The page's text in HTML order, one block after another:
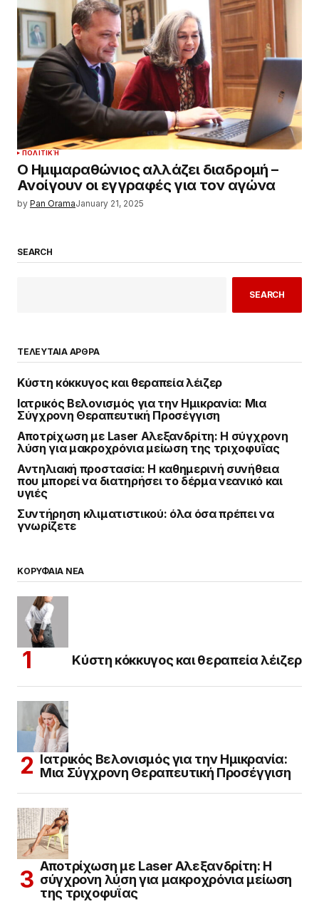
ΠΟΛΙΤΙΚΉ
Ο Ημιμαραθώνιος αλλάζει διαδρομή –
Ανοίγουν οι εγγραφές για τον αγώνα
by Pan OramaJanuary 21, 2025
SEARCH
SEARCH
ΤΕΛΕΥΤΑΙΑ ΑΡΘΡΑ
Κύστη κόκκυγος και θεραπεία λέιζερ
Ιατρικός Βελονισμός για την Ημικρανία: Μια
Σύγχρονη Θεραπευτική Προσέγγιση
Αποτρίχωση με Laser Αλεξανδρίτη: Η σύγχρονη
λύση για μακροχρόνια μείωση της τριχοφυΐας
Αντηλιακή προστασία: Η καθημερινή συνήθεια
που μπορεί να διατηρήσει το δέρμα νεανικό και
υγιές
Συντήρηση κλιματιστικού: όλα όσα πρέπει να
γνωρίζετε
ΚΟΡΥΦΑΙΑ ΝΕΑ
Κύστη κόκκυγος και θεραπεία λέιζερ
Ιατρικός Βελονισμός για την Ημικρανία:
Μια Σύγχρονη Θεραπευτική Προσέγγιση
Αποτρίχωση με Laser Αλεξανδρίτη: Η
σύγχρονη λύση για μακροχρόνια μείωση
της τριχοφυΐας